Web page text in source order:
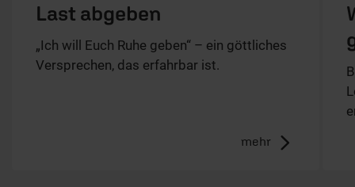
Last abgeben
„Ich will Euch Ruhe geben“ – ein göttliches
Versprechen, das erfahrbar ist.
mehr